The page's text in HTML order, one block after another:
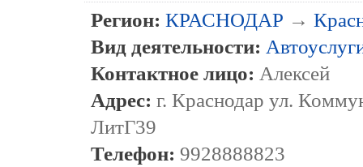
Регион: КРАСНОДАР →
Вид деятельности:
Контактное лицо: Алексей
Адрес: г. Краснодар ул.
ЛитГ39
Телефон: 9928888823